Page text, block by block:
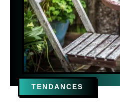
TENDANCES